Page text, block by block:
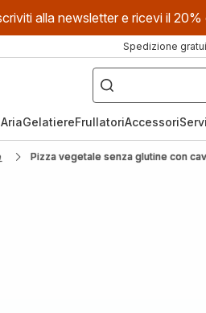
alla newsletter e ricevi il
Spedizione
Cosa
stai
cercando?
GelatiereFrullatoriAccessori
Pizza vegetale senza glutine con